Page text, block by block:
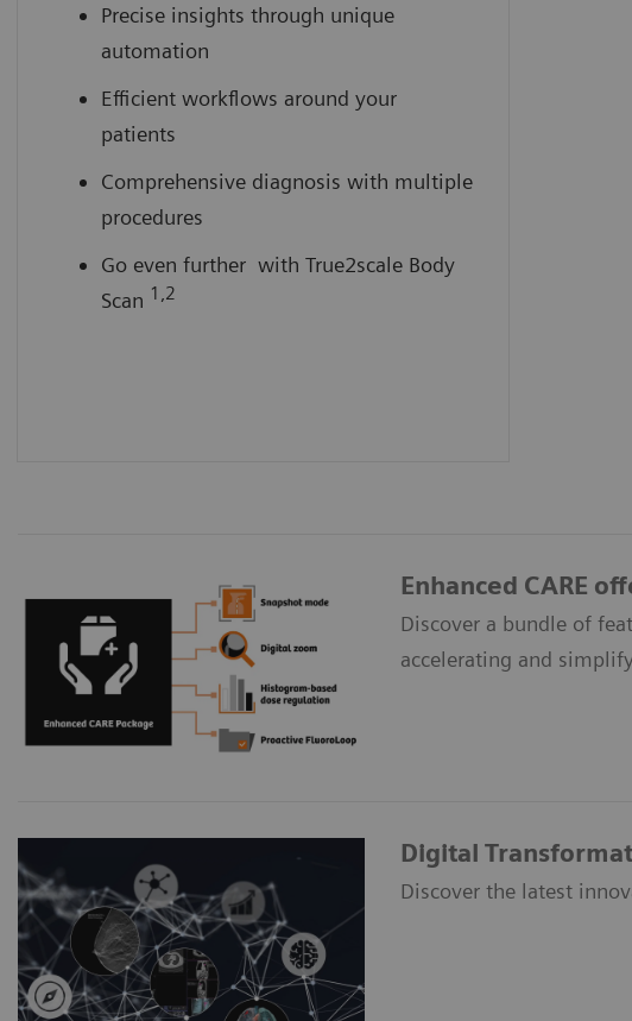
Precise insights through unique
automation
Efficient workflows around your
patients
Comprehensive diagnosis with multiple
procedures
Go even further with True2scale Body
Scan 1,2
Enhanced CARE
Discover a bundle of
accelerating and
Digital
Discover the latest